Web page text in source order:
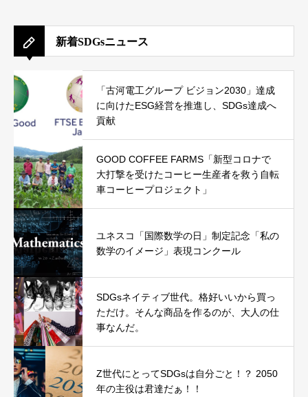
新着SDGsニュース
「古河電工グループ ビジョン2030」達成
に向けたESG経営を推進し、SDGs達成へ
貢献
GOOD COFFEE FARMS「新型コロナで
大打撃を受けたコーヒー生産者を救う自転
車コーヒープロジェクト」
ユネスコ「国際数学の日」制定記念「私の
数学のイメージ」表現コンクール
SDGsネイティブ世代。格好いいから買っ
ただけ。そんな商品を作るのが、大人の仕
事なんだ。
Z世代にとってSDGsは自分ごと！？ 2050
年の主役は君達だぁ！！